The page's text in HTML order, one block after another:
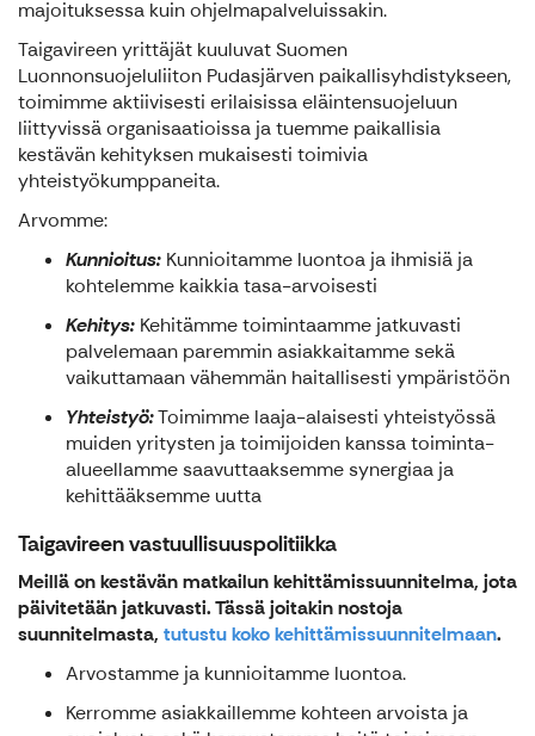
majoituksessa kuin ohjelmapalveluissakin.
Taigavireen yrittäjät kuuluvat Suomen
Luonnonsuojeluliiton Pudasjärven paikallisyhdistykseen,
toimimme aktiivisesti erilaisissa eläintensuojeluun
liittyvissä organisaatioissa ja tuemme paikallisia
kestävän kehityksen mukaisesti toimivia
yhteistyökumppaneita.
Arvomme:
Kunnioitus: Kunnioitamme luontoa ja ihmisiä ja
kohtelemme kaikkia tasa-arvoisesti
Kehitys: Kehitämme toimintaamme jatkuvasti
palvelemaan paremmin asiakkaitamme sekä
vaikuttamaan vähemmän haitallisesti ympäristöön
Yhteistyö:Toimimme laaja-alaisesti yhteistyössä
muiden yritysten ja toimijoiden kanssa toiminta-
alueellamme saavuttaaksemme synergiaa ja
kehittääksemme uutta
Taigavireen vastuullisuuspolitiikka
Meillä on kestävän matkailun kehittämissuunnitelma, jota
päivitetään jatkuvasti. Tässä joitakin nostoja
suunnitelmasta, tutustu koko kehittämissuunnitelmaan.
Arvostamme ja kunnioitamme luontoa.
Kerromme asiakkaillemme kohteen arvoista ja